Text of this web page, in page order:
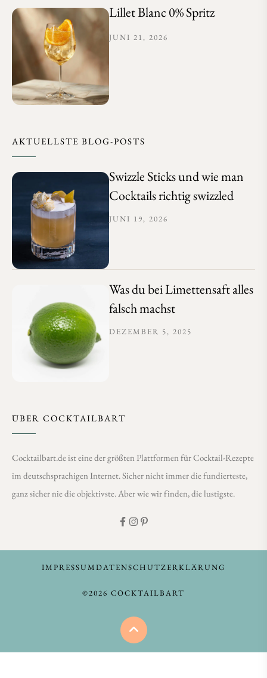
Lillet Blanc 0% Spritz
JUNI 21, 2026
AKTUELLSTE BLOG-POSTS
Swizzle Sticks und wie man
Cocktails richtig swizzled
JUNI 19, 2026
Was du bei Limettensaft alles
falsch machst
DEZEMBER 5, 2025
ÜBER COCKTAILBART
Cocktailbart.de ist eine der größten Plattformen für Cocktail-Rezepte
im deutschsprachigen Internet. Sicher nicht immer die fundierteste,
ganz sicher nie die objektivste. Aber wie wir finden, die lustigste.
IMPRESSUMDATENSCHUTZERKLÄRUNG
©2026 COCKTAILBART